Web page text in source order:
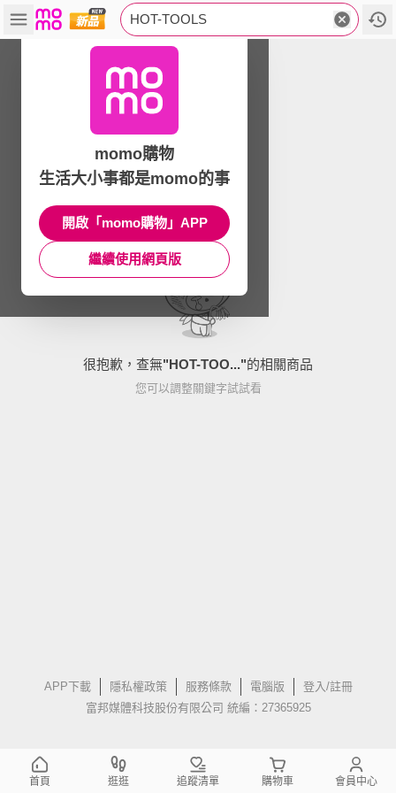
HOT-TOOLS
很抱歉，查無"HOT-TOO..."的相關商品
您可以調整關鍵字試試看
APP下載 隱私權政策 服務條款 電腦版
登入/註冊
富邦媒體科技股份有限公司 統編：27365925
momo購物
生活大小事都是momo的事
開啟「momo購物」APP
繼續使用網頁版
首頁 逛逛 追蹤清單 購物車 會員中心